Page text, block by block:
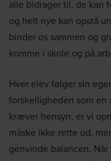
alle bidrager til, de kan
og helt nye kan opstå
binder os sammen og
komme i skole og på
Hver elev følger sin
forskelligheden som en
kræver hensyn, er vi
måske ikke rette ud,
genvinde balancen.